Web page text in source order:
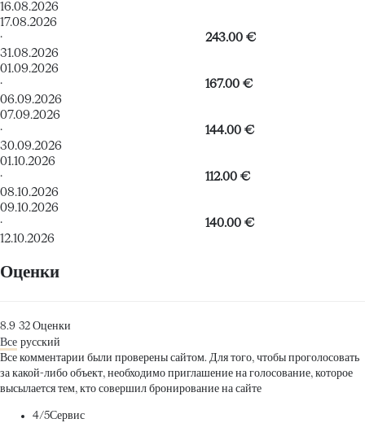
16.08.2026
17.08.2026
·
31.08.2026
243.00 €
01.09.2026
·
06.09.2026
167.00 €
07.09.2026
·
30.09.2026
144.00 €
01.10.2026
·
08.10.2026
112.00 €
09.10.2026
·
12.10.2026
140.00 €
Оценки
8.9 32 Оценки
Все русский
Все комментарии были проверены сайтом. Для того, чтобы проголосовать
за какой-либо объект, необходимо приглашение на голосование, которое
высылается тем, кто совершил бронирование на сайте
4/5Сервис